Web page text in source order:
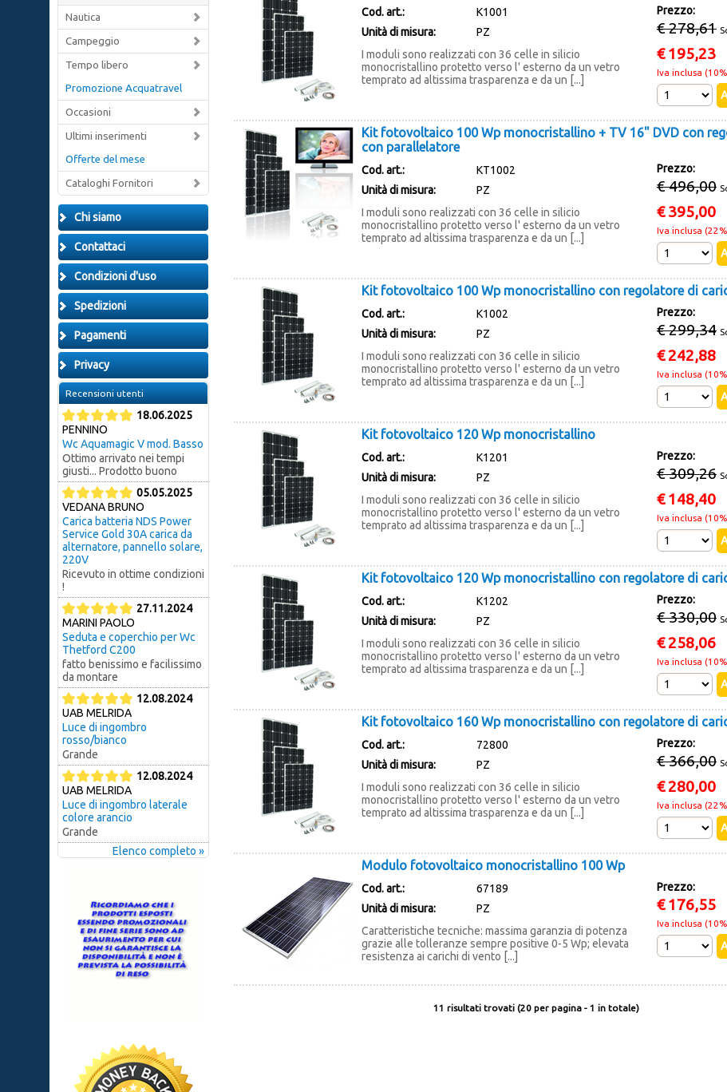
Nautica
Campeggio
Tempo libero
Promozione Acquatravel
Occasioni
Ultimi inserimenti
Offerte del mese
Cataloghi Fornitori
Chi siamo
Contattaci
Condizioni d'uso
Spedizioni
Pagamenti
Privacy
Recensioni utenti
18.06.2025
PENNINO
Wc Aquamagic V mod. Basso
Ottimo arrivato nei tempi
giusti... Prodotto buono
05.05.2025
VEDANA BRUNO
Carica batteria NDS Power
Service Gold 30A carica da
alternatore, pannello solare,
220V
Ricevuto in ottime condizioni
!
27.11.2024
MARINI PAOLO
Seduta e coperchio per Wc
Thetford C200
fatto benissimo e facilissimo
da montare
12.08.2024
UAB MELRIDA
Luce di ingombro
rosso/bianco
Grande
12.08.2024
UAB MELRIDA
Luce di ingombro laterale
colore arancio
Grande
Elenco completo »
Cod. art.:
K1001
Unità di misura:
PZ
I moduli sono realizzati con 36 celle in silicio
monocristallino protetto verso l' esterno da un vetro
temprato ad altissima trasparenza e da un [...]
Prezzo:
€ 278,61
€195,23
Iva inclusa
Kit fotovoltaico 100 Wp monocristallino + TV 16" DVD con
con parallelatore
Cod. art.:
KT1002
Unità di misura:
PZ
I moduli sono realizzati con 36 celle in silicio
monocristallino protetto verso l' esterno da un vetro
temprato ad altissima trasparenza e da un [...]
Prezzo:
€ 496,00
€395,00
Iva inclusa
Kit fotovoltaico 100 Wp monocristallino con regolatore di
Cod. art.:
K1002
Unità di misura:
PZ
I moduli sono realizzati con 36 celle in silicio
monocristallino protetto verso l' esterno da un vetro
temprato ad altissima trasparenza e da un [...]
Prezzo:
€ 299,34
€242,88
Iva inclusa
Kit fotovoltaico 120 Wp monocristallino
Cod. art.:
K1201
Unità di misura:
PZ
I moduli sono realizzati con 36 celle in silicio
monocristallino protetto verso l' esterno da un vetro
temprato ad altissima trasparenza e da un [...]
Prezzo:
€ 309,26
€148,40
Iva inclusa
Kit fotovoltaico 120 Wp monocristallino con regolatore di
Cod. art.:
K1202
Unità di misura:
PZ
I moduli sono realizzati con 36 celle in silicio
monocristallino protetto verso l' esterno da un vetro
temprato ad altissima trasparenza e da un [...]
Prezzo:
€ 330,00
€258,06
Iva inclusa
Kit fotovoltaico 160 Wp monocristallino con regolatore di
Cod. art.:
72800
Unità di misura:
PZ
I moduli sono realizzati con 36 celle in silicio
monocristallino protetto verso l' esterno da un vetro
temprato ad altissima trasparenza e da un [...]
Prezzo:
€ 366,00
€280,00
Iva inclusa
Modulo fotovoltaico monocristallino 100 Wp
Cod. art.:
67189
Unità di misura:
PZ
Caratteristiche tecniche: massima garanzia di potenza
grazie alle tolleranze sempre positive 0-5 Wp; elevata
resistenza ai carichi di vento [...]
Prezzo:
€176,55
Iva inclusa
11 risultati trovati (20 per pagina - 1 in totale)